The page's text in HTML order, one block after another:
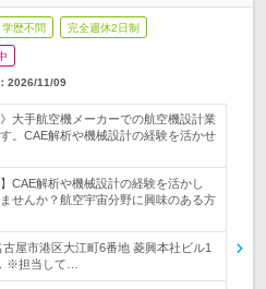
学歴不問 完全週休2日制
2026/11/09
大手航空機メーカーでの航空機設計業
。CAE解析や機械設計の経験を活かせ
CAE解析や機械設計の経験を活かし
せんか？航空宇宙分野に興味のある方
屋市港区大江町6番地 菱興本社ビル1
※担当して…